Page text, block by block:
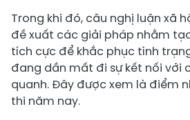
Trong khi đó, câu nghị luận xã
đề xuất các giải pháp nhằm
tích cực để khắc phục tình
đang dần mất đi sự kết nối với
quanh. Đây được xem là điểm
thi năm nay.